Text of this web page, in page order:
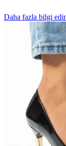
Daha fazla bilgi